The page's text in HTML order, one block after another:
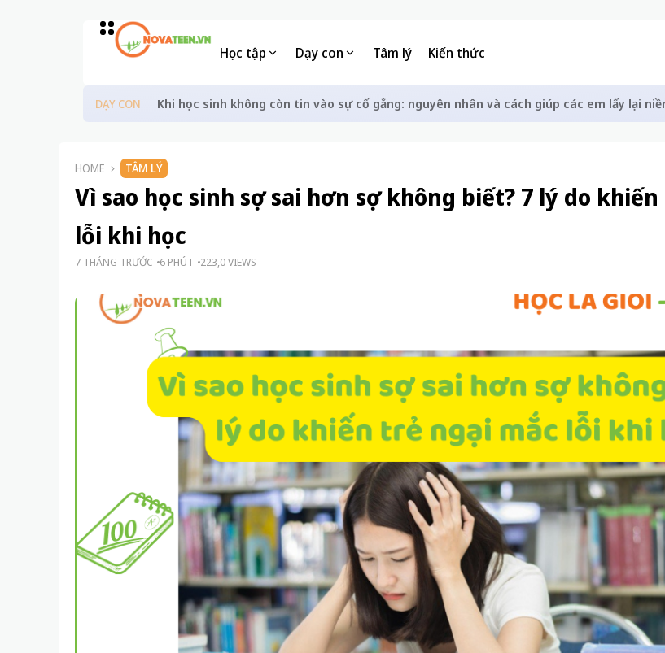
Học tập Dạy con Tâm lý Kiến thức
DẠY CON Khi học sinh không còn tin vào sự cố gắng: nguyên nhân và cách giúp các em lấy lại
HOME TÂM LÝ
Vì sao học sinh sợ sai hơn sợ không biết? 7 lý do
lỗi khi học
7 THÁNG TRƯỚC 6 PHÚT 223,0 VIEWS